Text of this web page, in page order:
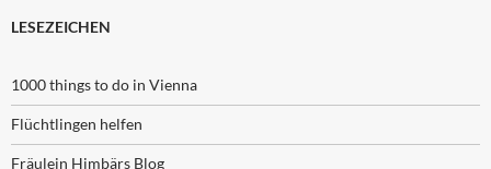
LESEZEICHEN
1000 things to do in Vienna
Flüchtlingen helfen
Fräulein Himbärs Blog